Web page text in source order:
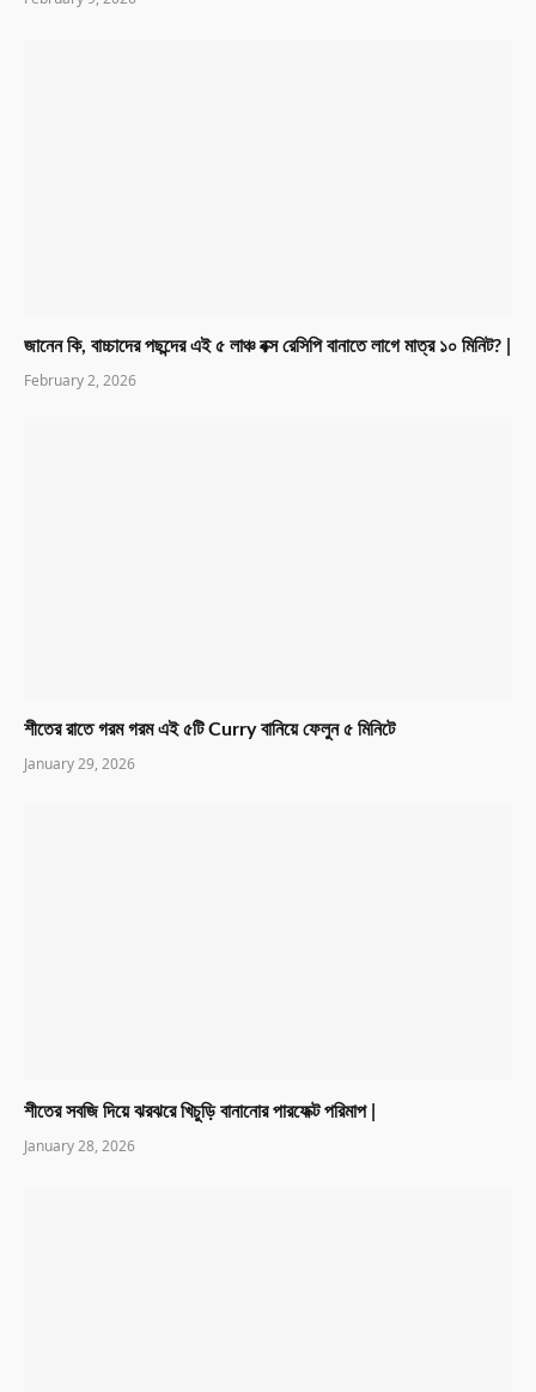
জানেন কি, বাচ্চাদের পছন্দের এই ৫ লাঞ্চ বক্স রেসিপি বানাতে লাগে মাত্র ১০ মিনিট? |
February 2, 2026
শীতের রাতে গরম গরম এই ৫টি Curry বানিয়ে ফেলুন ৫ মিনিটে
January 29, 2026
শীতের সবজি দিয়ে ঝরঝরে খিচুড়ি বানানোর পারফেক্ট পরিমাপ |
January 28, 2026